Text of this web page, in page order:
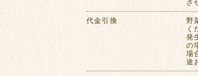
さ
代金引換
野
く
発
の
場
途